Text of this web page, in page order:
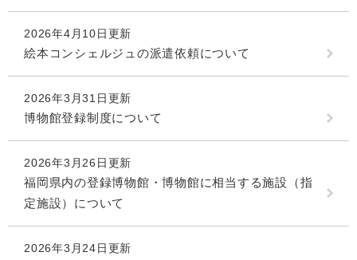
2026年4月10日更新
絵本コンシェルジュの派遣依頼について
2026年3月31日更新
博物館登録制度について
2026年3月26日更新
福岡県内の登録博物館・博物館に相当する施設（指
定施設）について
2026年3月24日更新